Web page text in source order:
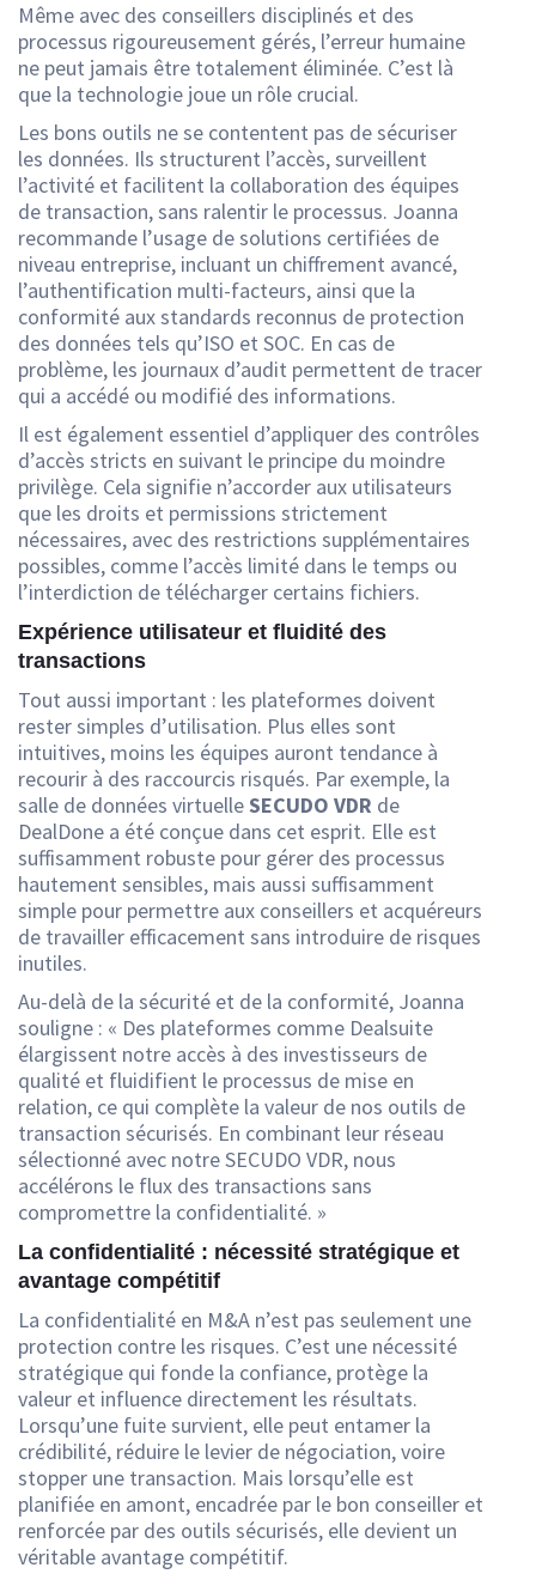
Même avec des conseillers disciplinés et des
processus rigoureusement gérés, l’erreur humaine
ne peut jamais être totalement éliminée. C’est là
que la technologie joue un rôle crucial.
Les bons outils ne se contentent pas de sécuriser
les données. Ils structurent l’accès, surveillent
l’activité et facilitent la collaboration des équipes
de transaction, sans ralentir le processus. Joanna
recommande l’usage de solutions certifiées de
niveau entreprise, incluant un chiffrement avancé,
l’authentification multi-facteurs, ainsi que la
conformité aux standards reconnus de protection
des données tels qu’ISO et SOC. En cas de
problème, les journaux d’audit permettent de tracer
qui a accédé ou modifié des informations.
Il est également essentiel d’appliquer des contrôles
d’accès stricts en suivant le principe du moindre
privilège. Cela signifie n’accorder aux utilisateurs
que les droits et permissions strictement
nécessaires, avec des restrictions supplémentaires
possibles, comme l’accès limité dans le temps ou
l’interdiction de télécharger certains fichiers.
Expérience utilisateur et fluidité des
transactions
Tout aussi important : les plateformes doivent
rester simples d’utilisation. Plus elles sont
intuitives, moins les équipes auront tendance à
recourir à des raccourcis risqués. Par exemple, la
salle de données virtuelleSECUDO VDR de
DealDone a été conçue dans cet esprit. Elle est
suffisamment robuste pour gérer des processus
hautement sensibles, mais aussi suffisamment
simple pour permettre aux conseillers et acquéreurs
de travailler efficacement sans introduire de risques
inutiles.
Au-delà de la sécurité et de la conformité, Joanna
souligne : « Des plateformes comme Dealsuite
élargissent notre accès à des investisseurs de
qualité et fluidifient le processus de mise en
relation, ce qui complète la valeur de nos outils de
transaction sécurisés. En combinant leur réseau
sélectionné avec notre SECUDO VDR, nous
accélérons le flux des transactions sans
compromettre la confidentialité. »
La confidentialité : nécessité stratégique et
avantage compétitif
La confidentialité en M&A n’est pas seulement une
protection contre les risques. C’est une nécessité
stratégique qui fonde la confiance, protège la
valeur et influence directement les résultats.
Lorsqu’une fuite survient, elle peut entamer la
crédibilité, réduire le levier de négociation, voire
stopper une transaction. Mais lorsqu’elle est
planifiée en amont, encadrée par le bon conseiller et
renforcée par des outils sécurisés, elle devient un
véritable avantage compétitif.